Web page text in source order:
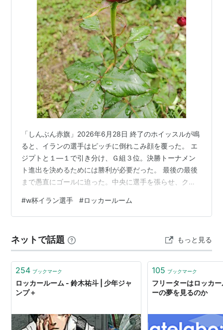
「しんぶん赤旗」2026年6月28日 終了のホイッスルが鳴
ると、イランの選手はピッチに倒れこみ顔を覆った。 エ
ジプトと１―１で引き分け、Ｇ組３位。決勝トーナメン
ト進出を決めるためには勝利が必要だった。 最後の最後
まで愚直にゴールに迫った。中央に選手を張らせ、クロ
まったかと思われた。ベンチの前で選手の歓喜の輪がで
きたが、ＶＡＲの結果、オフサイドで取り消された。 そ
た。最後まで勝つために走り、ボールを奪い、ゴールに
迫った。 米国が始めた戦争のため、何の罪もないイラン
の選手は多くの困難を強いられた。米…
#w杯イラン選手 #ロッカールーム
ネットで話題 もっと見る
254 ブックマーク
ロッカールーム - 鈴木祐斗 | 少年ジャ
ンプ＋
105 ブックマーク
フリーターはロッカ
ーの夢を見るのか